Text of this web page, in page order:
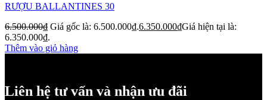
RƯỢU BALLANTINES 30
6.500.000₫ Giá gốc là: 6.500.000₫.6.350.000₫Giá hiện tại là:
6.350.000₫.
Thêm vào giỏ hàng
Liên hệ tư vấn và nhận ưu đãi